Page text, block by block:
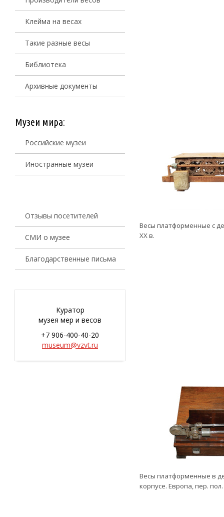
Клейма на весах
Такие разные весы
Библиотека
Архивные документы
Музеи мира:
Российские музеи
Иностранные музеи
Отзывы посетителей
СМИ о музее
Благодарственные письма
Куратор
музея мер и весов
+7 906-400-40-20
museum@vzvt.ru
Весы платформенные с
ХХ в.
Весы платформенные в
корпусе. Европа, пер.